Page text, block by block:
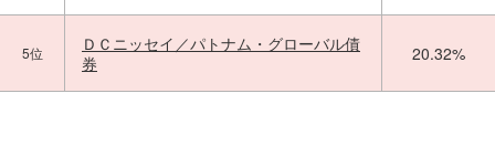
5位
ＤＣニッセイ／パトナム・グローバル債
券
20.32%